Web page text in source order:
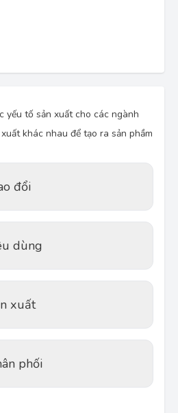
yếu tố sản xuất cho các ngành
khác nhau để tạo ra sản phầm
đổi
dùng
xuất
phối